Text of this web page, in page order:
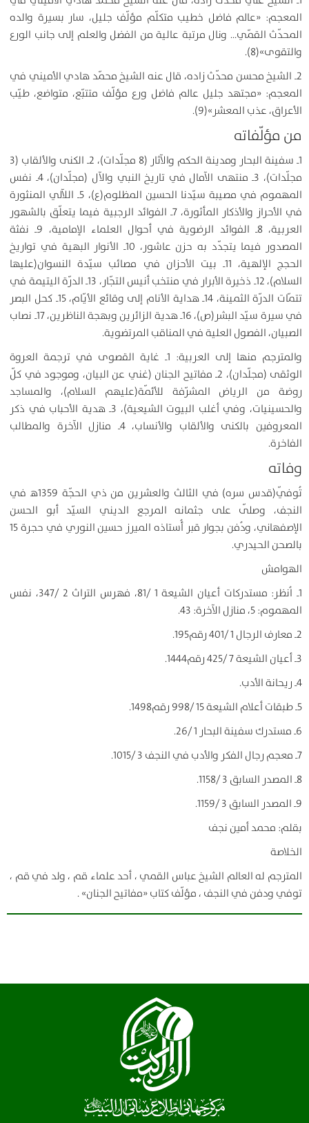
المعجم: «عالم فاضل خطيب متكلّم مؤلّف جليل، سار بسيرة والده
المحدّث القمّي… ونال مرتبة عالية من الفضل والعلم إلى جانب الورع
والتقوى»(8).
2ـ الشيخ محسن محدّث زاده، قال عنه الشيخ محمّد هادي الأميني في
المعجم: «مجتهد جليل عالم فاضل ورع مؤلّف متتبّع، متواضع، طيّب
الأعراق، عذب المعشر»(9).
من مؤلّفاته
1ـ سفينة البحار ومدينة الحكم والآثار (8 مجلّدات)، 2ـ الكنى والألقاب (3
مجلّدات)، 3ـ منتهى الآمال في تاريخ النبي والآل (مجلّدان)، 4ـ نفس
المهموم في مصيبة سيّدنا الحسين المظلوم(ع)، 5ـ اللآلي المنثورة
في الأحراز والأذكار المأثورة، 7ـ الفوائد الرجبية فيما يتعلّق بالشهور
العربية، 8ـ الفوائد الرضوية في أحوال العلماء الإمامية، 9ـ نفثة
المصدور فيما يتجدّد به حزن عاشور، 10ـ الأنوار البهية في تواريخ
الحجج الإلهية، 11ـ بيت الأحزان في مصائب سيّدة النسوان(عليها
السلام)، 12ـ ذخيرة الأبرار في منتخب أنيس التجّار، 13ـ الدرّة اليتيمة في
تتمّات الدرّة الثمينة، 14ـ هداية الأنام إلى وقائع الأيّام، 15ـ كحل البصر
في سيرة سيّد البشر(ص)، 16ـ هدية الزائرين وبهجة الناظرين، 17ـ نصاب
الصبيان، الفصول العلية في المناقب المرتضوية.
والمترجم منها إلى العربية: 1ـ غاية القصوى في ترجمة العروة
الوثقى (مجلّدان)، 2ـ مفاتيح الجنان (غني عن البيان، وموجود في كلّ
روضة من الرياض المشرّفة للأئمّة(عليهم السلام)، والمساجد
والحسينيات، وفي أغلب البيوت الشيعية)، 3ـ هدية الأحباب في ذكر
المعروفين بالكنى والألقاب والأنساب، 4ـ منازل الآخرة والمطالب
الفاخرة.
وفاته
تُوفّي(قدس سره) في الثالث والعشرين من ذي الحجّة 1359ﻫ في
النجف، وصلّى على جثمانه المرجع الديني السيّد أبو الحسن
الإصفهاني، ودُفن بجوار قبر أُستاذه الميرز حسين النوري في حجرة 15
بالصحن الحيدري.
الهوامش
1ـ اُنظر: مستدركات أعيان الشيعة 1 /81، فهرس التراث 2 /347، نفس
المهموم: 5، منازل الآخرة: 43.
2ـ معارف الرجال 1 /401 رقم195.
3ـ أعيان الشيعة 7 /425 رقم1444.
4ـ ريحانة الأدب.
5ـ طبقات أعلام الشيعة 15 /998 رقم1498.
6ـ مستدرك سفينة البحار 1 /26.
7ـ معجم رجال الفكر والأدب في النجف 3 /1015.
8ـ المصدر السابق 3 /1158.
9ـ المصدر السابق 3 /1159.
بقلم: محمد أمين نجف
الخلاصة
المترجم له العالم الشيخ عباس القمي ، أحد علماء قم ، ولد في قم ،
توفي ودفن في النجف ، مؤلّف كتاب «مفاتيح الجنان» .